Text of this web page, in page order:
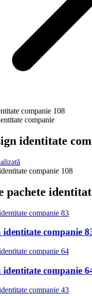
companie 108
companie
identitate
pachete
identitate companie
identitate companie